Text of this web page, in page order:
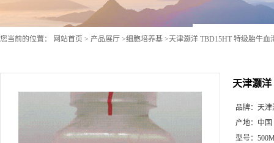
您当前的位置： 网站首页 > 产品展厅 >细胞培养基 >天津灏洋 TBD15HT 特级胎牛血
天津灏
品牌： 天津
产地： 中国
型号：